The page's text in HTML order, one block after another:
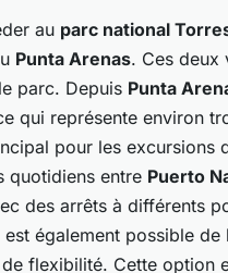
au parc national
Punta Arenas. Ces deux
parc. Depuis Punta
qui représente environ
pour les excursions
quotidiens entre Puerto
des arrêts à différents
est également possible de
flexibilité. Cette option